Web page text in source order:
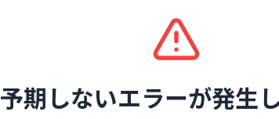
予期しないエラーが発生